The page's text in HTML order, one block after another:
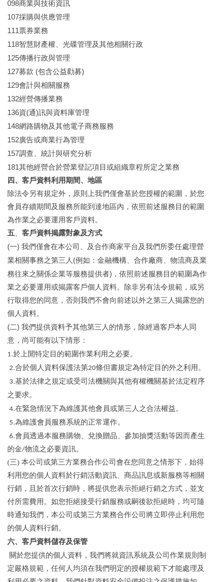
098商業與技術資訊
107採購與供應管理
111票券業務
118智慧財產權、光碟管理及其他相關行政
125傳播行政與管理
127募款 (包含公益勸募)
129會計與相關服務
132經營傳播業務
136資(通)訊與資料庫管理
148網路購物及其他電子商務服務
152廣告或商業行為管理
157調查、統計與研究分析
181其他經營合於營業登記項目或組織章程所定之業務
四、客戶資料利用期間、地區
除法令另有規定外，原則上我們僅會基於您授權的範圍，於您
會員存續期間及服務所能到達地區內，依照前述服務目的範圍
為作業之必要運用客戶資料。
五
客戶資料揭露對象及方式
(一) 我們僅會在本公司、及合作商家平台及我們所委任處理營
業相關事務之第三人 (例如：金融機構、合作廠商、物流商及業
務往來之關係企業等服務提供者) ，依照前述服務目的範圍為作
業之必要運用或揭露客戶個人資料。除非另有法令規範，或另
行取得您的同意，否則我們不會向前述以外之第三人揭露您的
個人資料。
(二) 我們提供資料予其他第三人的情形，除經過客戶本人同
意，尚可能有以下情形：
1.於上開特定目的範圍作業利用之必要。
2.合於個人資料保護法第20條但書規定為特定目的外之利用。
3.基於法律之規定或受司法機關與其他有權機關基於法定程序
之要求。
4.在緊急情況下為維護其他會員或第三人之合法權益。
5.為維護會員服務系統的正常運作。
6.會員透過本服務購物、兌換贈品、參加抽獎活動等因而產生
的金/物流之必要資訊。
(三) 本公司或第三方業務合作公司會在您同意之情形下，始得
利用您的個人資料於行銷活動資訊、商品訊息或新服務等相關
行銷，且於首次行銷時，將提供您表示拒絕行銷之方式，並支
付所需費用。如您拒絕接受行銷服務或嗣後欲拒絕時，均可隨
時通知我們，本公司或第三方業務合作公司將立即停止利用您
的個人資料行銷。
六、客戶資料儲存及保管
關於您提供的個人資料，我們將就資訊系統及公司作業規則制
定嚴格規範，任何人均須在我們明定的授權規範下才能處理及